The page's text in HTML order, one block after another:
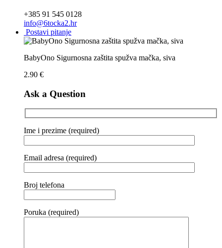
+385 91 545 0128
info@6tocka2.hr
Postavi pitanje
BabyOno Sigurnosna zaštita spužva mačka, siva
2.90 €
Ask a Question
Ime i prezime (required)
Email adresa (required)
Broj telefona
Poruka (required)